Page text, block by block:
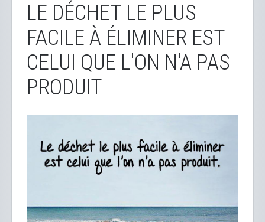
LE DÉCHET LE PLUS
FACILE À ÉLIMINER EST
CELUI QUE L'ON N'A PAS
PRODUIT